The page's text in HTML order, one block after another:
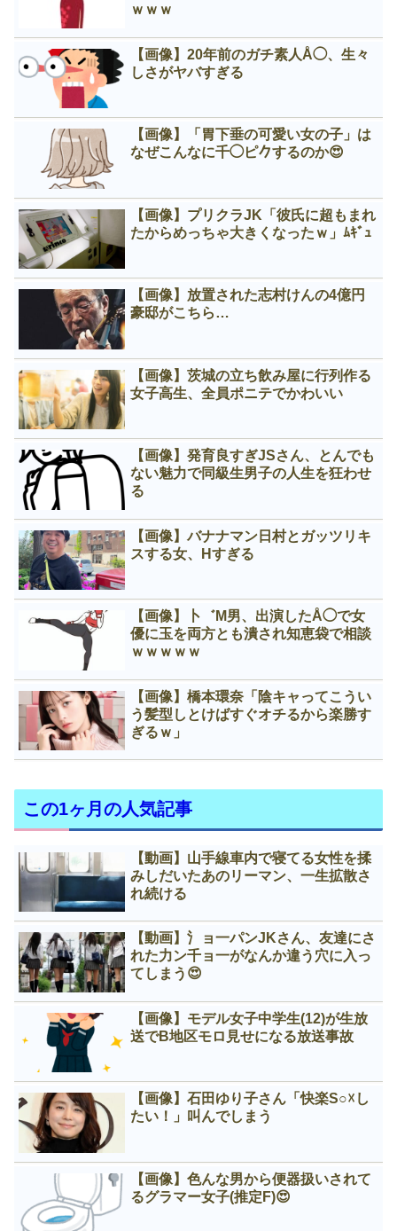
ｗｗｗ
【画像】20年前のガチ素人Å◯、生々
しさがヤバすぎる
【画像】「胃下垂の可愛い女の子」は
なぜこんなに千◯ピ𠂊するのか😍
【画像】プリクラJK「彼氏に超もまれ
たからめっちゃ大きくなったｗ」ﾑｷﾞｭ
【画像】放置された志村けんの4億円
豪邸がこちら…
【画像】茨城の立ち飲み屋に行列作る
女子高生、全員ポニテでかわいい
【画像】発育良すぎJSさん、とんでも
ない魅力で同級生男子の人生を狂わせ
る
【画像】バナナマン日村とガッツリキ
スする女、Нすぎる
【画像】卜゛M男、出演したÅ◯で女
優に玉を両方とも潰され知恵袋で相談
ｗｗｗｗｗ
【画像】橋本環奈「陰キャってこうい
う髪型しとけばすぐオチるから楽勝す
ぎるｗ」
この1ヶ月の人気記事
【動画】山手線車内で寝てる女性を揉
みしだいたあのリーマン、一生拡散さ
れ続ける
【動画】氵ョ一パンJKさん、友達にさ
れた力ン千ョ一がなんか違う穴に入っ
てしまう😍
【画像】モデル女子中学生(12)が生放
送でB地区モロ見せになる放送事故
【画像】石田ゆり子さん「快楽S○☓し
たい！」叫んでしまう
【画像】色んな男から便器扱いされて
るグラマー女子(推定F)😍